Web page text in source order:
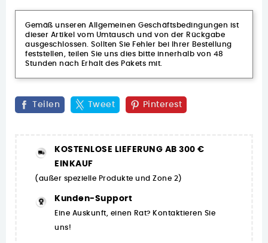
Gemäß unseren Allgemeinen Geschäftsbedingungen ist
dieser Artikel vom Umtausch und von der Rückgabe
ausgeschlossen. Sollten Sie Fehler bei Ihrer Bestellung
feststellen, teilen Sie uns dies bitte innerhalb von 48
Stunden nach Erhalt des Pakets mit.
Teilen Tweet Pinterest
KOSTENLOSE LIEFERUNG AB 300 €
EINKAUF
(außer spezielle Produkte und Zone 2)
Kunden-Support
Eine Auskunft, einen Rat? Kontaktieren Sie
uns!